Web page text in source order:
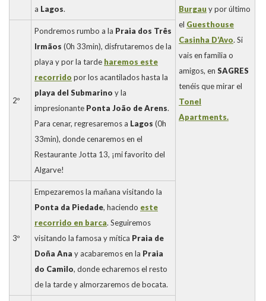
a Lagos.
Burgau y por último
el Guesthouse
Casinha D’Avo. Si
vais en familia o
amigos, en SAGRES
tenéis que mirar el
Tonel
Apartments.
2º
Pondremos rumbo a la Praia dos Três
Irmãos (0h 33min), disfrutaremos de la
playa y por la tarde haremos este
recorrido por los acantilados hasta la
playa del Submarino y la
impresionante Ponta João de Arens.
Para cenar, regresaremos a Lagos (0h
33min), donde cenaremos en el
Restaurante Jotta 13, ¡mi favorito del
Algarve!
3º
Empezaremos la mañana visitando la
Ponta da Piedade, haciendo este
recorrido en barca. Seguiremos
visitando la famosa y mítica Praia de
Doña Ana y acabaremos en la Praia
do Camilo, donde echaremos el resto
de la tarde y almorzaremos de bocata.